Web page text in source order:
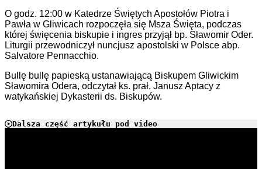
O godz. 12:00 w Katedrze Świętych Apostołów Piotra i
Pawła w Gliwicach rozpoczęła się Msza Święta, podczas
której święcenia biskupie i ingres przyjął bp. Sławomir Oder.
Liturgii przewodniczył nuncjusz apostolski w Polsce abp.
Salvatore Pennacchio.
Bullę bullę papieską ustanawiającą Biskupem Gliwickim
Sławomira Odera, odczytał ks. prał. Janusz Aptacy z
watykańskiej Dykasterii ds. Biskupów.
Dalsza część artykułu pod video